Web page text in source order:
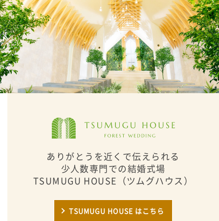
ありがとうを近くで伝えられる
少人数専門での結婚式場
TSUMUGU HOUSE（ツムグハウス）
TSUMUGU HOUSE はこちら